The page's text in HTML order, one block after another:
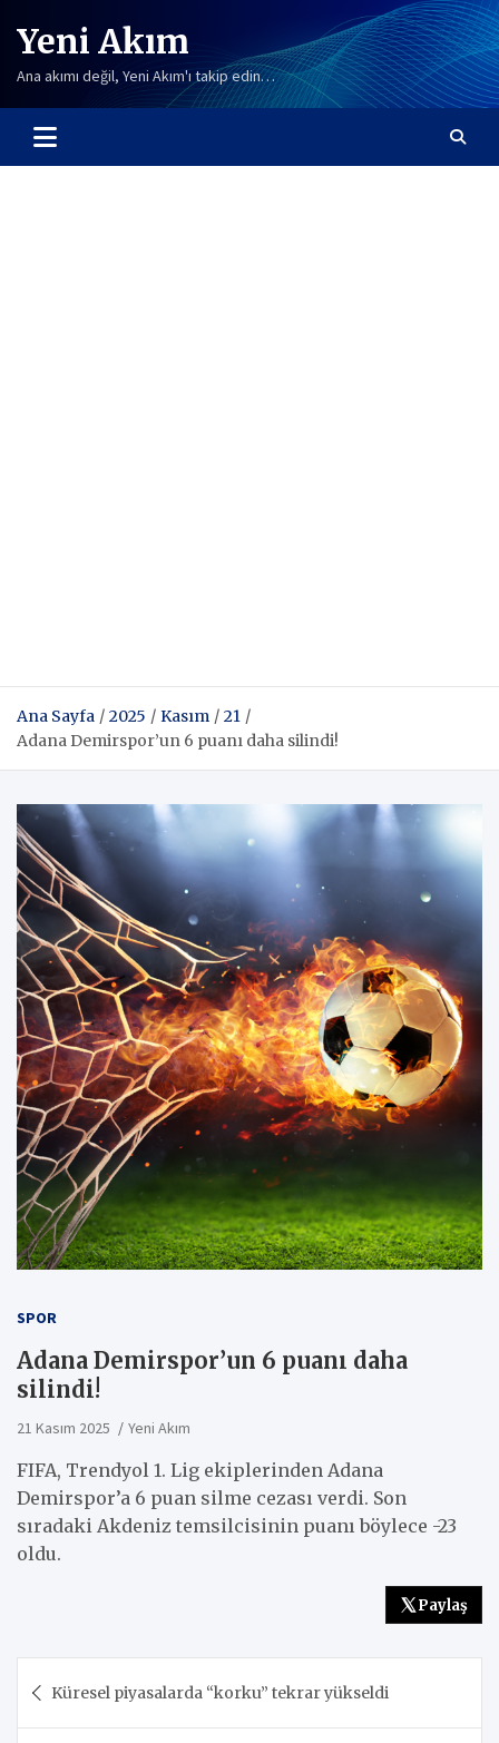
content
Yeni Akım
Ana akımı değil, Yeni Akım'ı takip edin…
Ana Sayfa 2025 Kasım
21
Adana Demirspor’un 6 puanı daha silindi!
SPOR
Adana Demirspor’un 6 puanı daha
silindi!
21 Kasım 2025 Yeni Akım
FIFA, Trendyol 1. Lig ekiplerinden Adana
Demirspor’a 6 puan silme cezası verdi. Son
sıradaki Akdeniz temsilcisinin puanı böylece -23
oldu.
Paylaş
gezinmesi
Küresel piyasalarda “korku” tekrar yükseldi